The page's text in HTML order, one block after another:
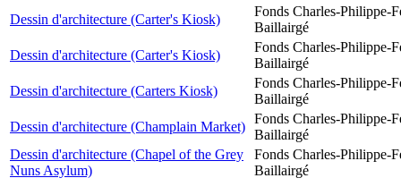
Dessin d'architecture (Carter's Kiosk)
Fonds Charles-Philippe-
Baillairgé
Dessin d'architecture (Carter's Kiosk)
Fonds Charles-Philippe-
Baillairgé
Dessin d'architecture (Carters Kiosk)
Fonds Charles-Philippe-
Baillairgé
Dessin d'architecture (Champlain Market)
Fonds Charles-Philippe-
Baillairgé
Dessin d'architecture (Chapel of the Grey
Nuns Asylum)
Fonds Charles-Philippe-
Baillairgé